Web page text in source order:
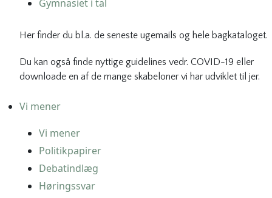
Gymnasiet i tal
Her finder du bl.a. de seneste ugemails og hele bagkataloget.
Du kan også finde nyttige guidelines vedr. COVID-19 eller
downloade en af de mange skabeloner vi har udviklet til jer.
Vi mener
Vi mener
Politikpapirer
Debatindlæg
Høringssvar